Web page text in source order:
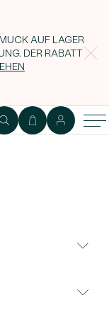
AUF LAGER
DER RABATT